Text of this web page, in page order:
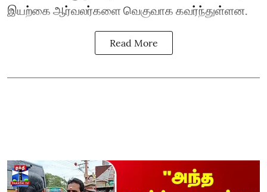
இயற்கை ஆர்வலர்களை வெகுவாக கவர்ந்துள்ளன.
Read More